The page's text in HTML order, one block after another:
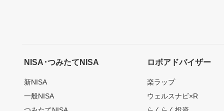
NISA･つみたてNISA
新NISA
一般NISA
ロボアドバイザー
楽ラップ
ウェルスナビ×R